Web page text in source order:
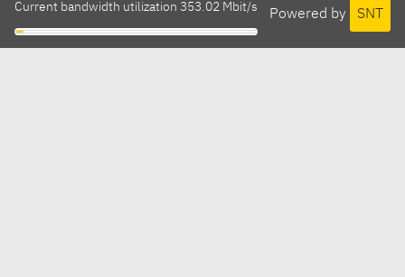
Powered by SNT
Current bandwidth utilization 353.02 Mbit/s